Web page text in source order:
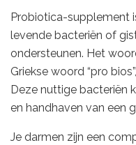
Probiotica-supplement
levende bacteriën of
ondersteunen. Het
Griekse woord “pro
Deze nuttige bacteriën
en handhaven van een
Je darmen zijn een